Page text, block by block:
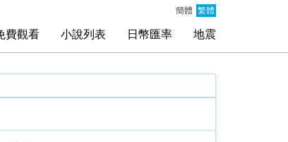
簡體 繁體
費觀看 小說列表 日幣匯率 地震